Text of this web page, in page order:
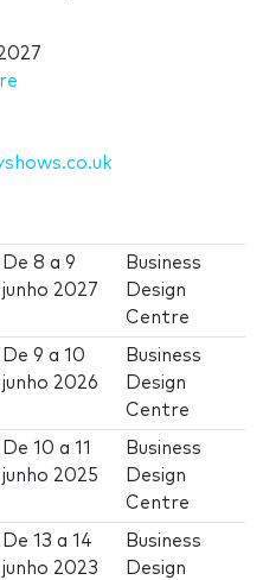
De8 a9
junho 2027
Business
Design
Centre
De9 a10
junho 2026
Business
Design
Centre
De10 a11
junho 2025
Business
Design
Centre
De13 a14
junho 2023
Business
Design